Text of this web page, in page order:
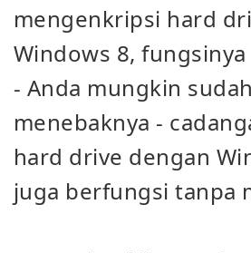
mengenkripsi hard
Windows 8,
- Anda mungkin
menebaknya -
hard drive dengan
juga berfungsi tanpa